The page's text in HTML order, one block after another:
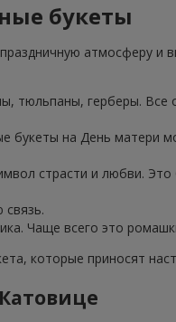
букеты
атмосферу и
тюльпаны, герберы. Все
букеты на День матери
страсти и любви.
Чаще всего это
которые приносят